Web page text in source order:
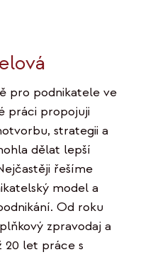
pro podnikatele ve
práci propojuji
strategii a
dělat lepší
řešíme
model a
Od roku
zpravodaj a
20 let práce s